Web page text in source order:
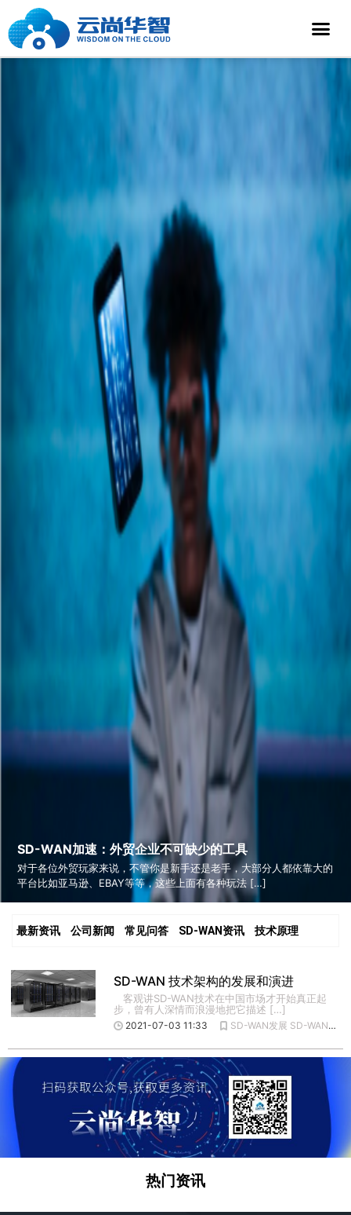
SD-WAN加速：外贸企业不可缺少的工具
对于各位外贸玩家来说，不管你是新手还是老手，大部分人都依靠大的
平台比如亚马逊、EBAY等等，这些上面有各种玩法 […]
最新资讯 公司新闻 常见问答 SD-WAN资讯 技术原理
SD-WAN 技术架构的发展和演进
客观讲SD-WAN技术在中国市场才开始真正起
步，曾有人深情而浪漫地把它描述 […]
2021-07-03 11:33 SD-WAN发展 SD-WAN技术
热门资讯